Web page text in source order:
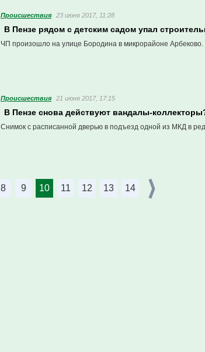
Проиcшествия 23 июня 2017, 11:28
В Пензе рядом с детским садом упал
ЧП произошло на улице Бородина в микрорайоне Арбеково.
Проиcшествия 21 июня 2017, 17:15
В Пензе снова действуют вандалы-
Снимок с расписанной дверью в подъезд одной из МКД в
8 9 10 11 12 13 14